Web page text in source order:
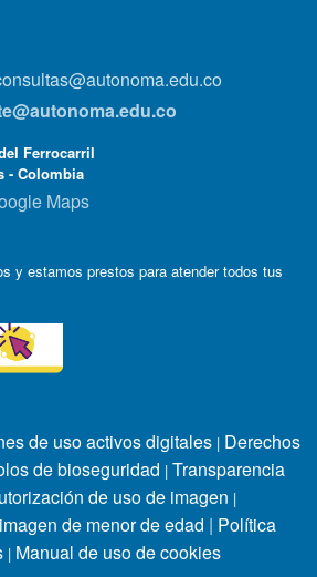
Ferrocarril
- Colombia
Maps
y estamos prestos para atender todos tus
de uso activos digitales | Derechos
de bioseguridad | Transparencia
de uso de imagen |
de menor de edad | Política
| Manual de uso de cookies